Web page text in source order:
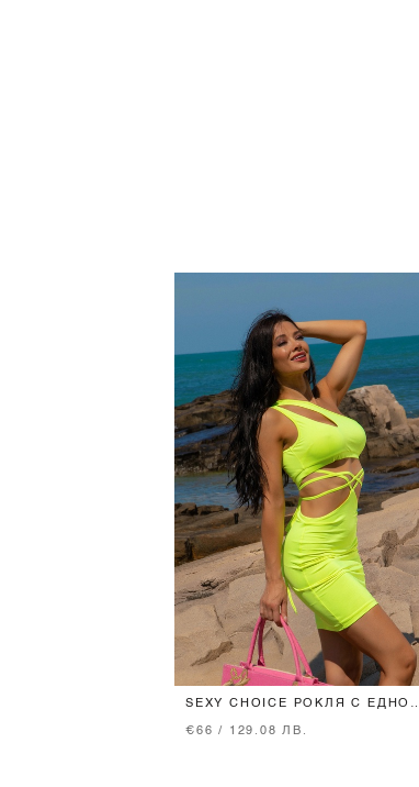
SEXY CHOICE РОКЛЯ С ЕДНО
€66 / 129.08 ЛВ.